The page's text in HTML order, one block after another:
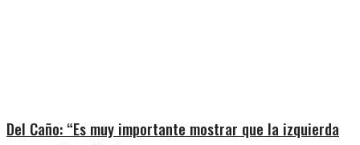
Del Caño: “Es muy importante mostrar que la izquierda